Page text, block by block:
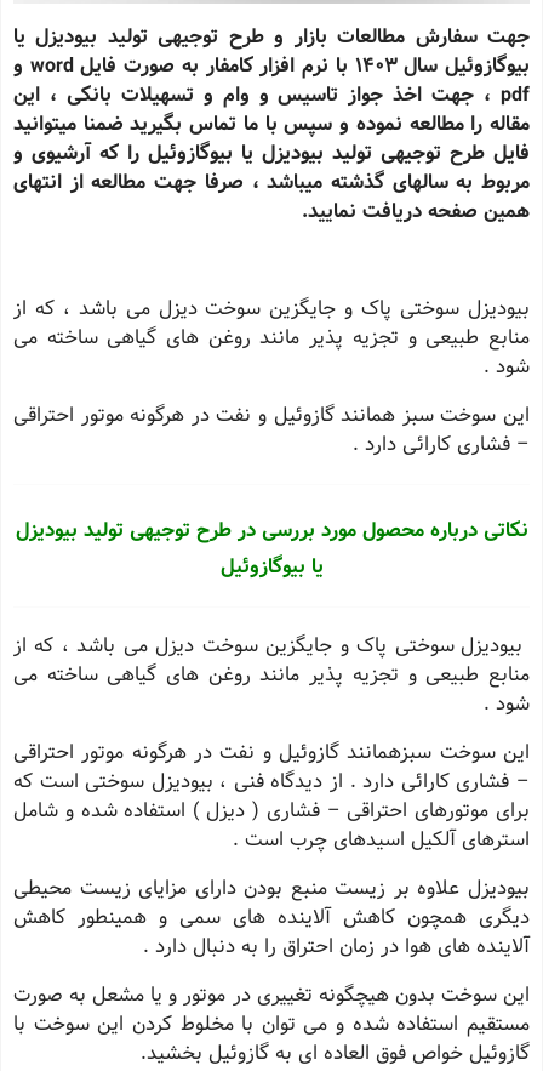
جهت سفارش مطالعات بازار و طرح توجیهی تولید بیودیزل یا
بیوگازوئیل سال 1403 با نرم افزار کامفار به صورت فایل
word و
pdf ، جهت اخذ جواز تاسیس و وام و تسهیلات بانکی ، این
مقاله را مطالعه نموده و سپس با ما تماس بگیرید ضمنا میتوانید
فایل طرح توجیهی تولید بیودیزل یا بیوگازوئیل را که آرشیوی و
مربوط به سالهای گذشته میباشد ، صرفا جهت مطالعه از انتهای
همین صفحه دریافت نمایید.
بیودیزل سوختی پاک و جایگزین سوخت دیزل می باشد ، که از
منابع طبیعی و تجزیه پذیر مانند روغن های گیاهی ساخته می
شود .
این سوخت سبز همانند گازوئیل و نفت در هرگونه موتور احتراقی
– فشاری کارائی دارد .
نکاتی درباره محصول مورد بررسی در طرح توجیهی تولید بیودیزل
یا بیوگازوئیل
بیودیزل سوختی پاک و جایگزین سوخت دیزل می باشد ، که از
منابع طبیعی و تجزیه پذیر مانند روغن های گیاهی ساخته می
شود .
این سوخت سبزهمانند گازوئیل و نفت در هرگونه موتور احتراقی
– فشاری کارائی دارد . از دیدگاه فنی ، بیودیزل سوختی است که
برای موتورهای احتراقی – فشاری ( دیزل ) استفاده شده و شامل
استرهای آلکیل اسیدهای چرب است .
بیودیزل علاوه بر زیست منبع بودن دارای مزایای زیست محیطی
دیگری همچون کاهش آلاینده های سمی و همینطور کاهش
آلاینده های هوا در زمان احتراق را به دنبال دارد .
این سوخت بدون هیچگونه تغییری در موتور و یا مشعل به صورت
مستقیم استفاده شده و می توان با مخلوط کردن این سوخت با
گازوئیل خواص فوق العاده ای به گازوئیل بخشید.